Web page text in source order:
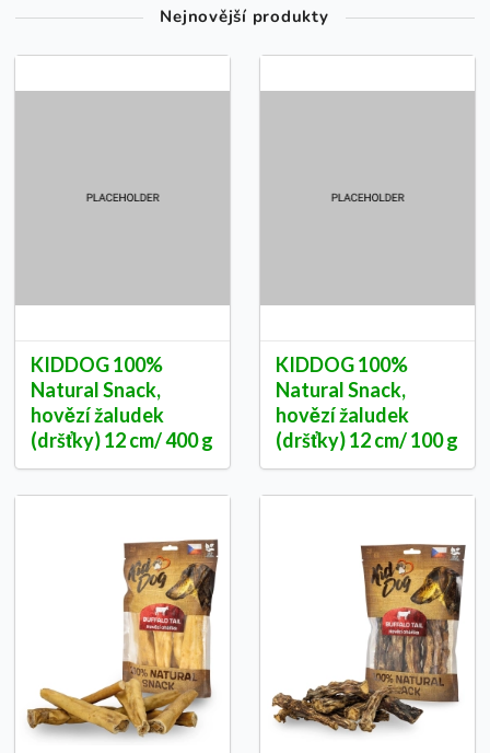
Nejnovější produkty
KIDDOG 100%
Natural Snack,
hovězí žaludek
(dršťky) 12 cm/ 400 g
KIDDOG 100%
Natural Snack,
hovězí žaludek
(dršťky) 12 cm/ 100 g